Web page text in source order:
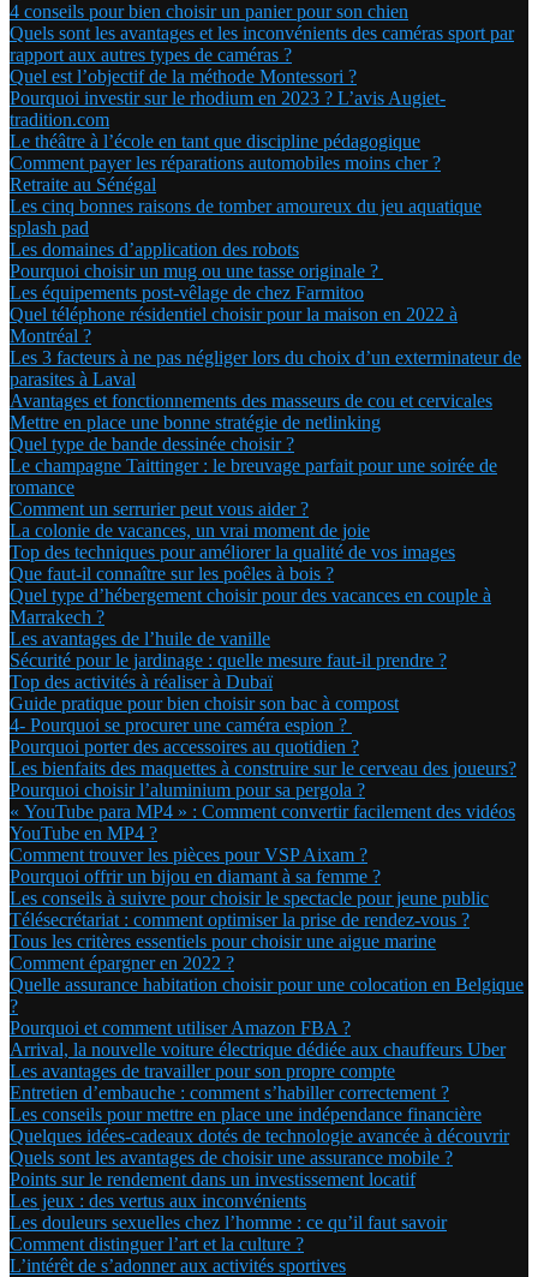
4 conseils pour bien choisir un panier pour son chien
Quels sont les avantages et les inconvénients des caméras sport par
rapport aux autres types de caméras ?
Quel est l’objectif de la méthode Montessori ?
Pourquoi investir sur le rhodium en 2023 ? L’avis Augiet-
tradition.com
Le théâtre à l’école en tant que discipline pédagogique
Comment payer les réparations automobiles moins cher ?
Retraite au Sénégal
Les cinq bonnes raisons de tomber amoureux du jeu aquatique
splash pad
Les domaines d’application des robots
Pourquoi choisir un mug ou une tasse originale ?
Les équipements post-vêlage de chez Farmitoo
Quel téléphone résidentiel choisir pour la maison en 2022 à
Montréal ?
Les 3 facteurs à ne pas négliger lors du choix d’un exterminateur de
parasites à Laval
Avantages et fonctionnements des masseurs de cou et cervicales
Mettre en place une bonne stratégie de netlinking
Quel type de bande dessinée choisir ?
Le champagne Taittinger : le breuvage parfait pour une soirée de
romance
Comment un serrurier peut vous aider ?
La colonie de vacances, un vrai moment de joie
Top des techniques pour améliorer la qualité de vos images
Que faut-il connaître sur les poêles à bois ?
Quel type d’hébergement choisir pour des vacances en couple à
Marrakech ?
Les avantages de l’huile de vanille
Sécurité pour le jardinage : quelle mesure faut-il prendre ?
Top des activités à réaliser à Dubaï
Guide pratique pour bien choisir son bac à compost
4- Pourquoi se procurer une caméra espion ?
Pourquoi porter des accessoires au quotidien ?
Les bienfaits des maquettes à construire sur le cerveau des joueurs?
Pourquoi choisir l’aluminium pour sa pergola ?
« YouTube para MP4 » : Comment convertir facilement des vidéos
YouTube en MP4 ?
Comment trouver les pièces pour VSP Aixam ?
Pourquoi offrir un bijou en diamant à sa femme ?
Les conseils à suivre pour choisir le spectacle pour jeune public
Télésecrétariat : comment optimiser la prise de rendez-vous ?
Tous les critères essentiels pour choisir une aigue marine
Comment épargner en 2022 ?
Quelle assurance habitation choisir pour une colocation en Belgique
?
Pourquoi et comment utiliser Amazon FBA ?
Arrival, la nouvelle voiture électrique dédiée aux chauffeurs Uber
Les avantages de travailler pour son propre compte
Entretien d’embauche : comment s’habiller correctement ?
Les conseils pour mettre en place une indépendance financière
Quelques idées-cadeaux dotés de technologie avancée à découvrir
Quels sont les avantages de choisir une assurance mobile ?
Points sur le rendement dans un investissement locatif
Les jeux : des vertus aux inconvénients
Les douleurs sexuelles chez l’homme : ce qu’il faut savoir
Comment distinguer l’art et la culture ?
L’intérêt de s’adonner aux activités sportives